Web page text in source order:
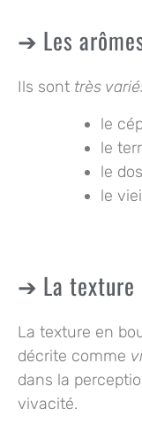
Les
Ils sont très
le
le
le
le
La texture
La texture en
décrite comme
dans la
vivacité.